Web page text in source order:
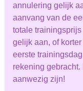
annulering gelijk
aanvang van de
totale
gelijk aan, of korter
eerste
rekening
aanwezig zijn!